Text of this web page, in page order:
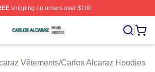
shipping on orders over $100
Shop ⚡️ Officially Licensed Carlos
Vêtements/Carlos Alcaraz Hoodies